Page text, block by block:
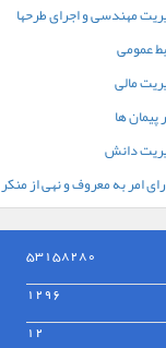
مهندسی و اجرای طرحها
عمومی
مالی
پیمان ها
دانش
امر به معروف و نهی از منکر
53158280
1296
12